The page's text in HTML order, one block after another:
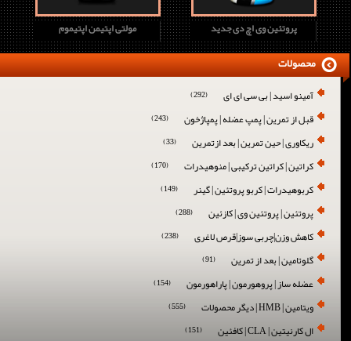
مولتی اپتیمن اپتیموم پروتئین وی اچ دی جدید
آمینو اسید | بی سی ای ای (292)
قبل از تمرین | پمپ عضله | پمپاژخون (243)
ریکاوری | حین تمرین | بعد ازتمرین (33)
کراتین | کراتین ترکیبی | منوهیدرات (170)
کربوهیدرات | کربو پروتئین | گینر (149)
پروتئین | پروتئین وی | کازئین (288)
کاهش وزن|چربی سوز|قرص لاغری (238)
گلوتامین | بعد از تمرین (91)
عضله ساز | پروهورمون | پاراهورمون (154)
ویتامین | HMB | دیگر محصولات (555)
ال کارنیتین | CLA | کافئین (151)
محصولات